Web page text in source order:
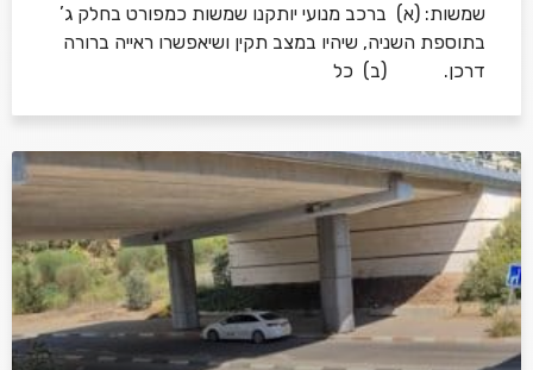
שמשות: (א) ברכב מנועי יותקנו שמשות כמפורט בחלק ג’
בתוספת השניה, שיהיו במצב תקין ושיאפשרו ראייה ברורה
דרכן. (ב) כל